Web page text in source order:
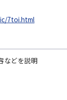
7toi.html
などを説明